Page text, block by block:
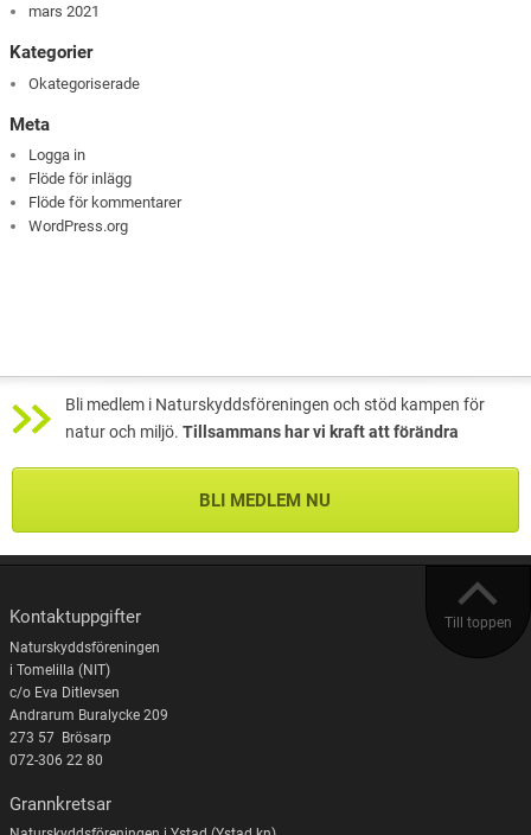
mars 2021
Kategorier
Okategoriserade
Meta
Logga in
Flöde för inlägg
Flöde för kommentarer
WordPress.org
Bli medlem i Naturskyddsföreningen och stöd kampen för
natur och miljö. Tillsammans har vi kraft att förändra
BLI MEDLEM NU
Till toppen
Kontaktuppgifter
Naturskyddsföreningen
i Tomelilla (NIT)
c/o Eva Ditlevsen
Andrarum Buralycke 209
273 57 Brösarp
072-306 22 80
Grannkretsar